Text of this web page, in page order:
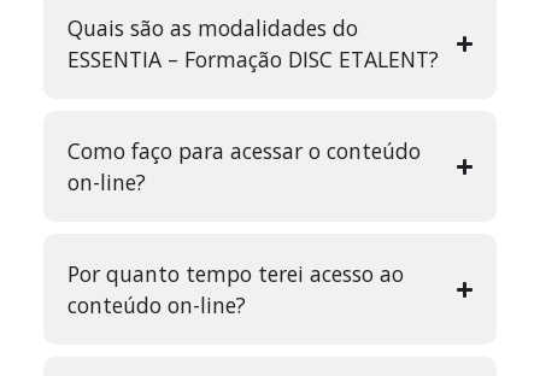
Quais são as modalidades do
ESSENTIA – Formação DISC ETALENT?
Como faço para acessar o conteúdo
on-line?
Por quanto tempo terei acesso ao
conteúdo on-line?